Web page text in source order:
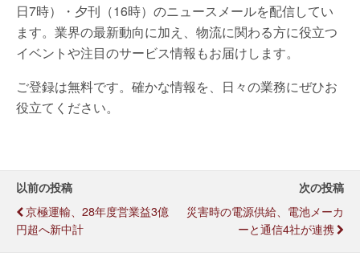
日7時）・夕刊（16時）のニュースメールを配信してい
ます。業界の最新動向に加え、物流に関わる方に役立つ
イベントや注目のサービス情報もお届けします。
ご登録は無料です。確かな情報を、日々の業務にぜひお
役立てください。
以前の投稿
京極運輸、28年度営業益3億
円超へ新中計
次の投稿
災害時の電源供給、電池メーカ
ーと通信4社が連携